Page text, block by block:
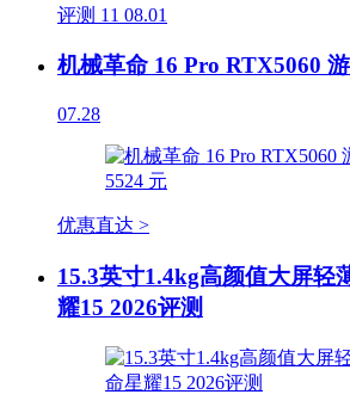
评测 11 08.01
机械革命 16 Pro RTX5060
07.28
优惠直达 >
15.3英寸1.4kg高颜值大屏轻
耀15 2026评测